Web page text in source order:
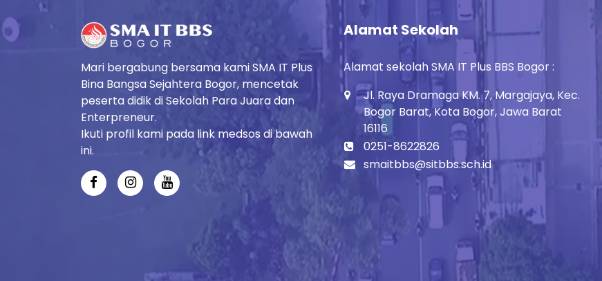
Mari bergabung bersama kami SMA IT Plus
Bina Bangsa Sejahtera Bogor, mencetak
peserta didik di Sekolah Para Juara dan
Enterpreneur.
Ikuti profil kami pada link medsos di bawah
ini.
Alamat Sekolah
Alamat sekolah SMA IT Plus BBS Bogor :
Jl. Raya Dramaga KM. 7, Margajaya, Kec.
Bogor Barat, Kota Bogor, Jawa Barat
16116
0251-8622826
smaitbbs@sitbbs.sch.id